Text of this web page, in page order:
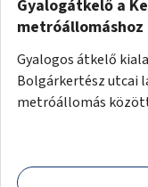
Gyalogátkelő a
metróállomáshoz
Gyalogos átkelő
Bolgárkertész utcai
metróállomás